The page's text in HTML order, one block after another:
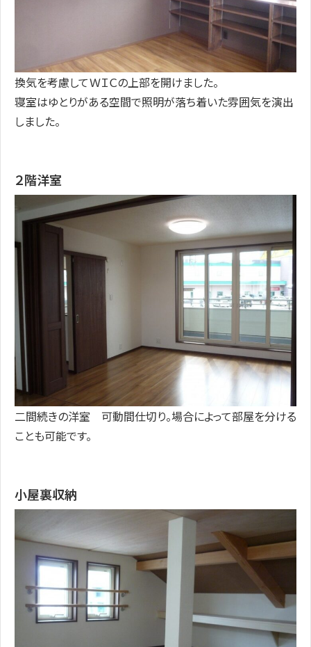
換気を考慮してＷＩＣの上部を開けました。
寝室はゆとりがある空間で照明が落ち着いた雰囲気を演出
しました。
２階洋室
二間続きの洋室 可動間仕切り。場合によって部屋を分ける
ことも可能です。
小屋裏収納